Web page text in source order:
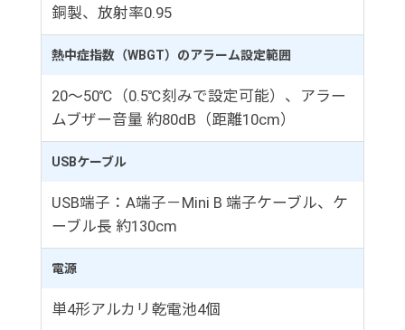
銅製、放射率0.95
熱中症指数（WBGT）のアラーム設定範囲
20～50℃（0.5℃刻みで設定可能）、アラー
ムブザー音量 約80dB（距離10cm）
USBケーブル
USB端子：A端子－Mini B 端子ケーブル、ケ
ーブル長 約130cm
電源
単4形アルカリ乾電池4個